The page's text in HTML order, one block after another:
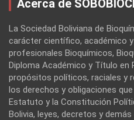
Acerca de
La Sociedad Boliviana de
carácter científico, académico
profesionales Bioquímicos,
Diploma Académico y Título en
propósitos políticos, raciales y
los derechos y obligaciones
Estatuto y la Constitución
Bolivia, leyes, decretos y